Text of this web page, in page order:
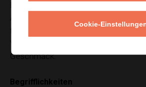
Er ist in der Regel vegan und enthält
Aromen. Je nach Produkt kann die
fließfähig bis dickflüssig variieren;
Varianten wirken fruchtiger und
Geschmack.
Begrifflichkeiten
Cookie-